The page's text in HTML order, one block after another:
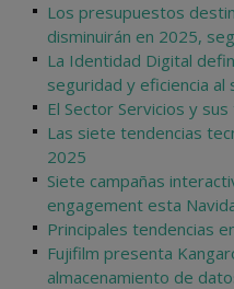
Los presupuestos
disminuirán en 2025,
La Identidad Digital
seguridad y eficiencia al
El Sector Servicios y
Las siete tendencias
2025
Siete campañas
engagement esta
Principales tendencias
Fujifilm presenta
almacenamiento de